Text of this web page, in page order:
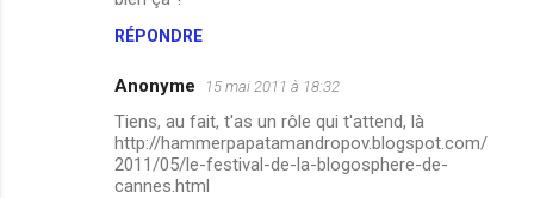
RÉPONDRE
Anonyme 15 mai 2011 à 18:32
Tiens, au fait, t'as un rôle qui t'attend, là
http://hammerpapatamandropov.blogspot.com/
2011/05/le-festival-de-la-blogosphere-de-
cannes.html